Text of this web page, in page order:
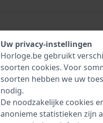
27 mm
5 Bar
Gratis
Uw privacy-instellingen
Horloge.be gebruikt
soorten cookies. Voor
soorten hebben we uw
nodig.
De noodzakelijke cookies
anonieme statistieken zijn